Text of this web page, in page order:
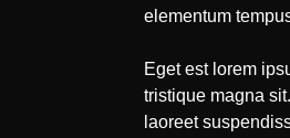
elementum
Eget est lorem
tristique magna
laoreet